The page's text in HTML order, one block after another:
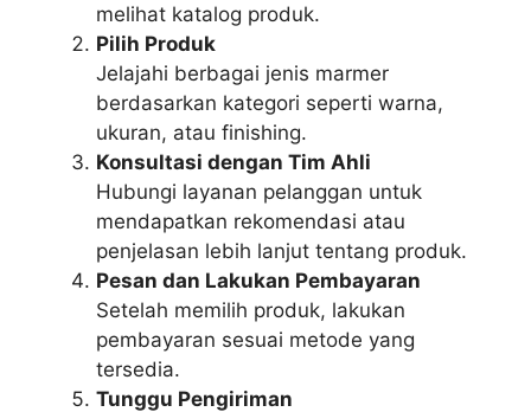
melihat katalog produk.
Pilih Produk
Jelajahi berbagai jenis marmer
berdasarkan kategori seperti warna,
ukuran, atau finishing.
Konsultasi dengan Tim Ahli
Hubungi layanan pelanggan untuk
mendapatkan rekomendasi atau
penjelasan lebih lanjut tentang produk.
Pesan dan Lakukan Pembayaran
Setelah memilih produk, lakukan
pembayaran sesuai metode yang
tersedia.
Tunggu Pengiriman